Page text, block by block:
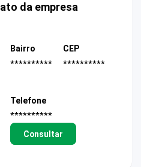
da empresa
Bairro
**********
CEP
**********
Telefone
**********
Consultar